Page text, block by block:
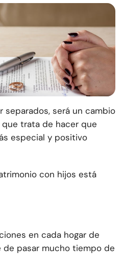
separados, será un cambio
trata de hacer que
especial y positivo
con hijos está
en cada hogar de
de pasar mucho tiempo de